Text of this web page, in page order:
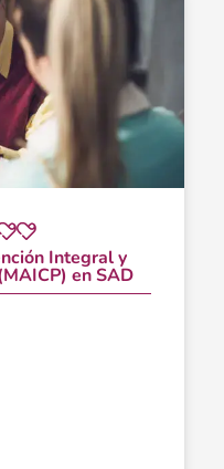
Integral y
en SAD